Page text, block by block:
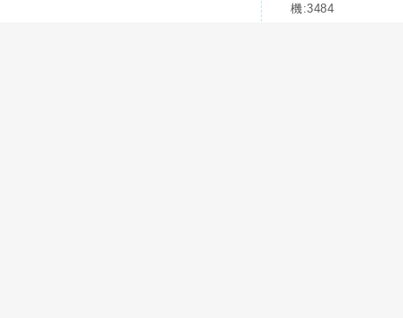
機:3484